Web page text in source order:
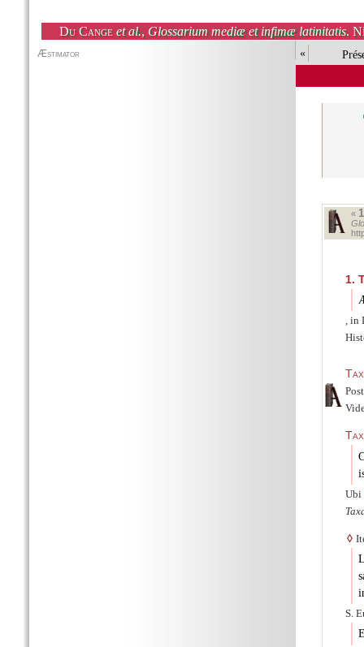
Du Cange et al., Glossarium mediæ et infimæ latinitatis.
«
«
1.
, in
Ubi
◊
S.